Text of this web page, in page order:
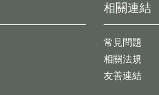
相關連結
常見問題
相關法規
友善連結